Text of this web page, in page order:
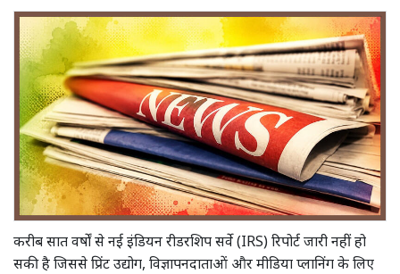
करीब सात वर्षों से नई इंडियन रीडरशिप सर्वे (IRS) रिपोर्ट जारी नहीं हो
सकी है जिससे प्रिंट उद्योग, विज्ञापनदाताओं और मीडिया प्लानिंग के लिए